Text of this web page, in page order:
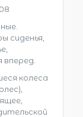
сиденья,
колеса